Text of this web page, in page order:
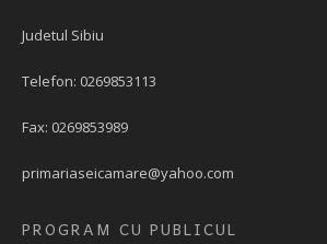
Judetul Sibiu
Telefon: 0269853113
Fax: 0269853989
primariaseicamare@yahoo.com
PROGRAM CU PUBLICUL